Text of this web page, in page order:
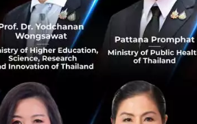
มติแบนสกู๊ตเตอร์ไฟฟ้าเช่า สะเทือนผู้
ชนะของผู้รณรงค์ด้านความปลอดภัย
Team
ev e-scooter